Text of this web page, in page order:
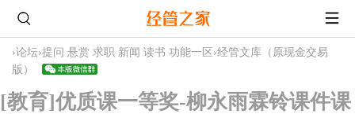
›论坛›提问 悬赏 求职 新闻 读书 功能一区 ›经管文库（原现金交易
版）
[教育]优质课一等奖-柳永雨霖铃课件课